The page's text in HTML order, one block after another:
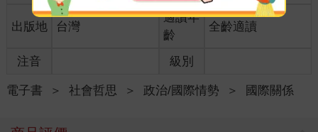
出版地 台灣
適讀年
齡
全齡適讀
注音 級別
電子書 ＞ 社會哲思 ＞ 政治/國際情勢 ＞ 國際關係